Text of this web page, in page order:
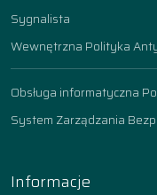
Sygnalista
Wewnętrzna Polityka
Obsługa informatyczna
System Zarządzania
Informacje